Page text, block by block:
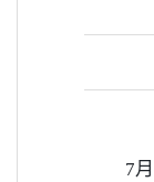
7月